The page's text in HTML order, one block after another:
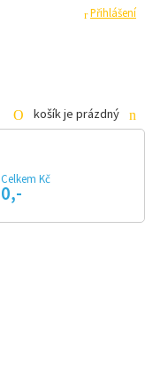
Přihlášení
košík je prázdný
Celkem Kč
0,-